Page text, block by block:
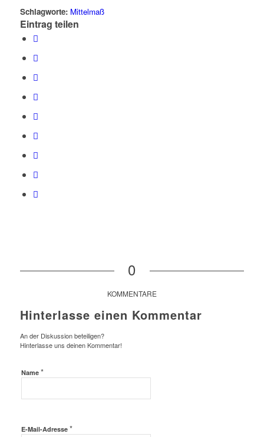
Schlagworte: Mittelmaß
Eintrag teilen
0
KOMMENTARE
Hinterlasse einen Kommentar
An der Diskussion beteiligen?
Hinterlasse uns deinen Kommentar!
Name *
E-Mail-Adresse *